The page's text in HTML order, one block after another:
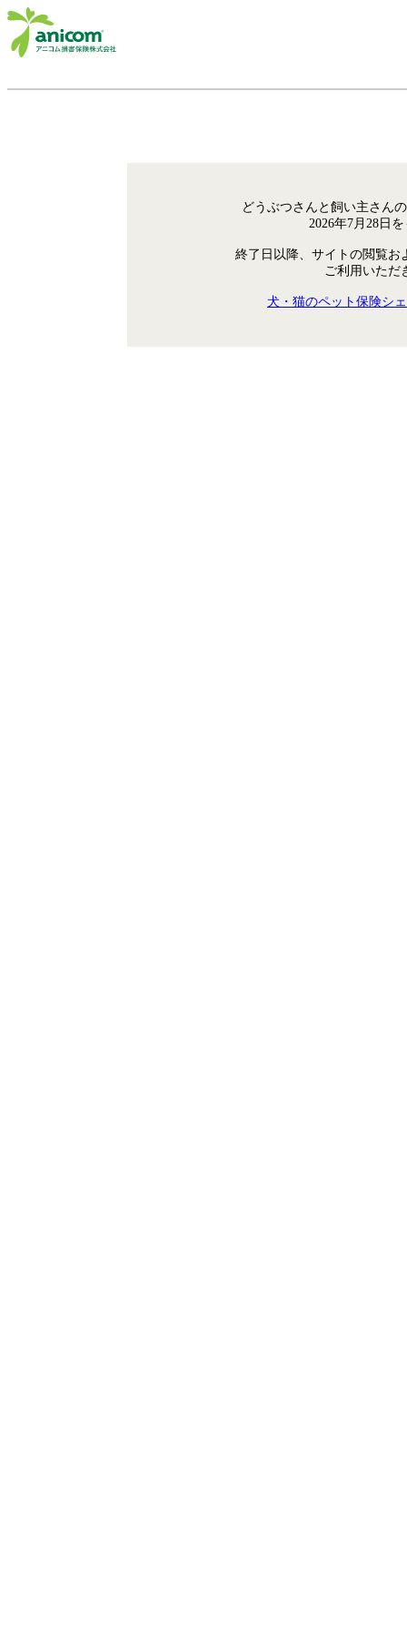
どうぶつさんと飼い主さん
2026年7月28日
終了日以降、サイトの閲覧お
ご利用いただ
犬・猫のペット保険シ